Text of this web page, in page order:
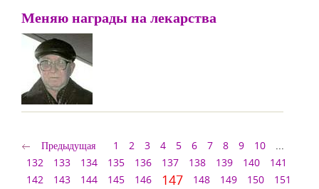
Меняю награды на лекарства
Предыдущая 1 2 3 4 5 6 7 8 9 10
...
132
133 134 135 136 137 138 139 140
141
142
143 144 145 146 147 148 149 150
151